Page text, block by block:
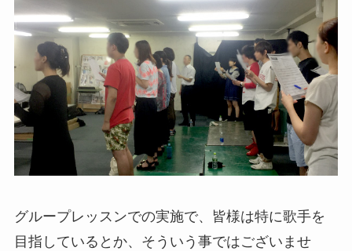
お問合せ
グループレッスンでの実施で、皆様は特に歌手を
目指しているとか、そういう事ではございませ